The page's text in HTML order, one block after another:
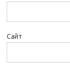
Сайт